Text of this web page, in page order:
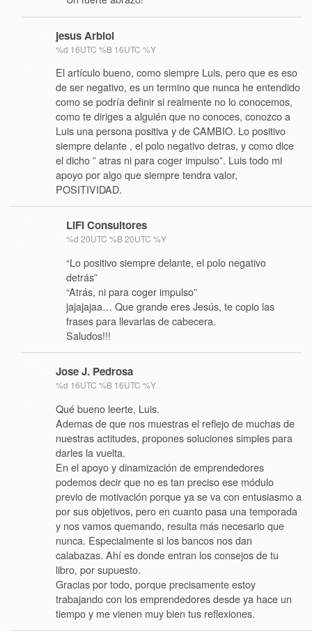
jesus Arbiol
%d 16UTC %B 16UTC %Y
El artículo bueno, como siempre Luis, pero que es eso
de ser negativo, es un termino que nunca he entendido
como se podría definir si realmente no lo conocemos,
como te diriges a alguién que no conoces, conozco a
Luis una persona positiva y de CAMBIO. Lo positivo
siempre delante , el polo negativo detras, y como dice
el dicho ” atras ni para coger impulso”. Luis todo mi
apoyo por algo que siempre tendra valor,
POSITIVIDAD.
LIFI Consultores
%d 20UTC %B 20UTC %Y
“Lo positivo siempre delante, el polo negativo
detrás”
“Atrás, ni para coger impulso”
jajajajaa… Que grande eres Jesús, te copio las
frases para llevarlas de cabecera.
Saludos!!!
Jose J. Pedrosa
%d 16UTC %B 16UTC %Y
Qué bueno leerte, Luis.
Ademas de que nos muestras el reflejo de muchas de
nuestras actitudes, propones soluciones simples para
darles la vuelta.
En el apoyo y dinamización de emprendedores
podemos decir que no es tan preciso ese módulo
previo de motivación porque ya se va con entusiasmo a
por sus objetivos, pero en cuanto pasa una temporada
y nos vamos quemando, resulta más necesario que
nunca. Especialmente si los bancos nos dan
calabazas. Ahí es donde entran los consejos de tu
libro, por supuesto.
Gracias por todo, porque precisamente estoy
trabajando con los emprendedores desde ya hace un
tiempo y me vienen muy bien tus reflexiones.